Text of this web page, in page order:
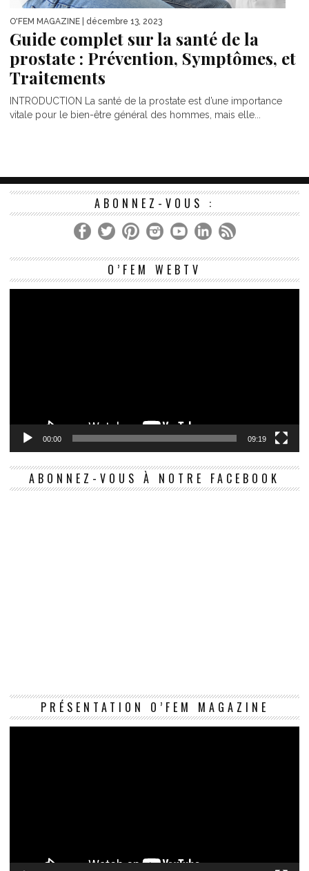
O'FEM MAGAZINE | décembre 13, 2023
Guide complet sur la santé de la
prostate : Prévention, Symptômes, et
Traitements
INTRODUCTION La santé de la prostate est d’une importance
vitale pour le bien-être général des hommes, mais elle...
ABONNEZ-VOUS :
O’FEM WEBTV
00:00 09:19
ABONNEZ-VOUS À NOTRE FACEBOOK
PRÉSENTATION O’FEM MAGAZINE